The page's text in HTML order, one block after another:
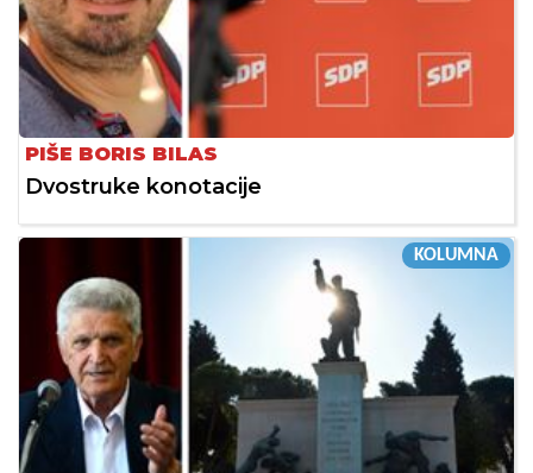
PIŠE BORIS BILAS
Dvostruke konotacije
KOLUMNA